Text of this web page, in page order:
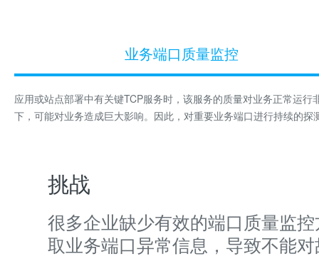
业务端口质量监控
应用或站点部署中有关键TCP服务时，该服务的质量对业务正常运
下，可能对业务造成巨大影响。因此，对重要业务端口进行持续的探
挑战
很多企业缺少有效的端口质量监
取业务端口异常信息，导致不能